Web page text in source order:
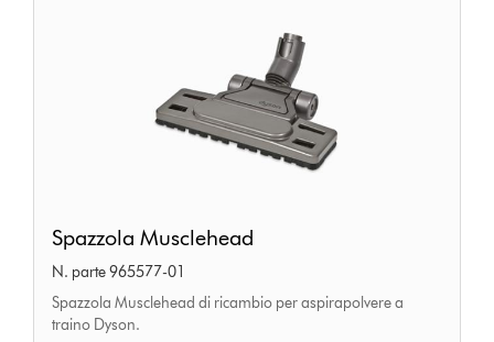
Musclehead
Spazzola Musclehead
N. parte 965577-01
Spazzola Musclehead di ricambio per aspirapolvere a
traino Dyson.